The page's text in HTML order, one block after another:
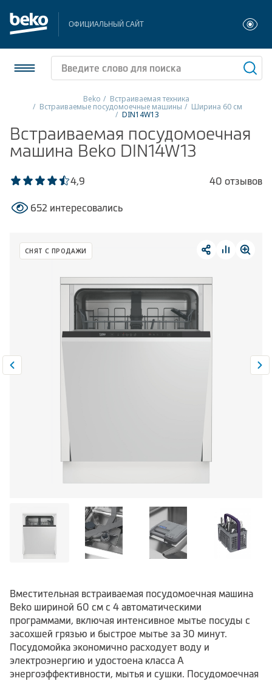
ОФИЦИАЛЬНЫЙ САЙТ
Стиральные и сушильные машины
Посудомоечные машины
Плиты
Малая бытовая техника
Климатическая техника
Beko Встраиваемая техника
Встраиваемые посудомоечные машины Ширина 60 см
DIN14W13
Встраиваемая посудомоечная
машина Beko DIN14W13
4,9 40 отзывов
652 интересовались
СНЯТ С ПРОДАЖИ
Вместительная встраиваемая посудомоечная машина
Beko шириной 60 см с 4 автоматическими
программами, включая интенсивное мытье посуды с
засохшей грязью и быстрое мытье за 30 минут.
Посудомойка экономично расходует воду и
электроэнергию и удостоена класса А
энергоэффективности, мытья и сушки. Посудомоечная